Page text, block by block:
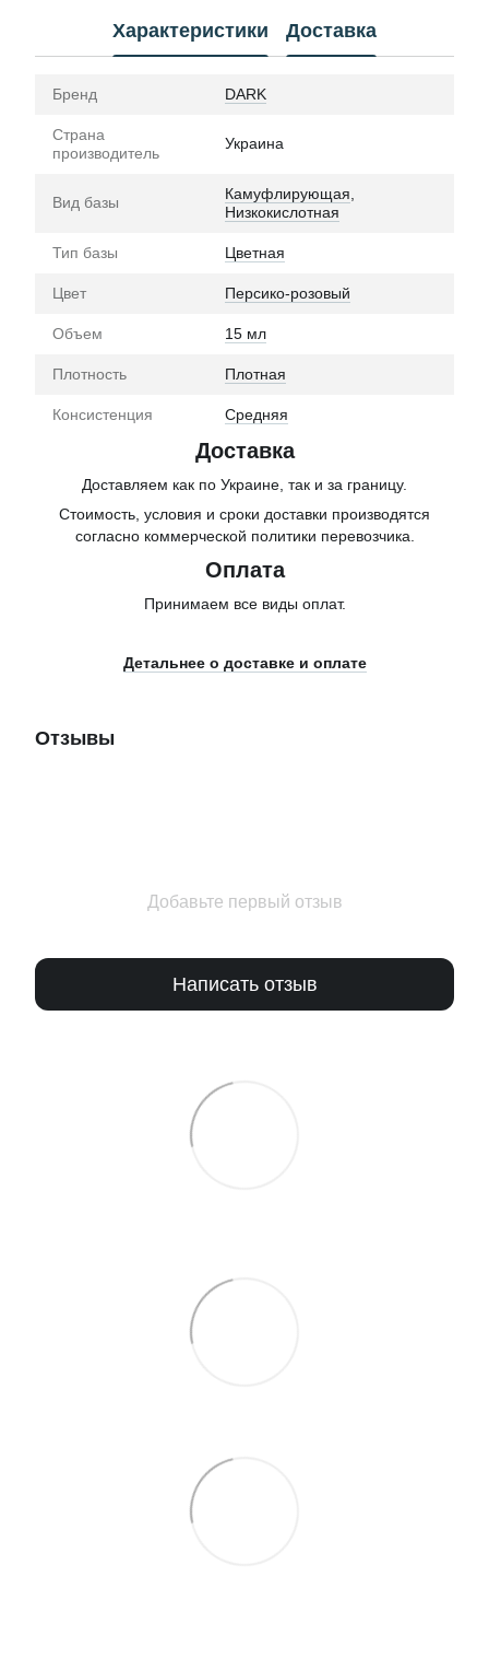
Характеристики Доставка
Бренд DARK
Страна
производитель
Украина
Вид базы Камуфлирующая
Низкокислотная
Тип базы Цветная
Цвет Персико-розовый
Объем 15 мл
Плотность Плотная
Консистенция Средняя
Доставка
Доставляем как по Украине, так и за границу.
Стоимость, условия и сроки доставки производятся
согласно коммерческой политики перевозчика.
Оплата
Принимаем все виды оплат.
Детальнее о доставке и оплате
Отзывы
Добавьте первый отзыв
Написать отзыв